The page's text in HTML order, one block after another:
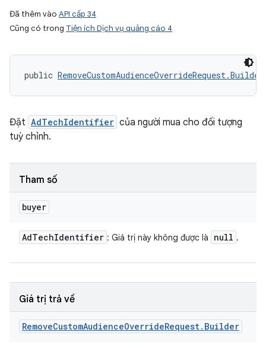
Đã thêm vào API cấp 34
Cũng có trong Tiện ích Dịch vụ quảng cáo 4
public RemoveCustomAudienceOverrideRequest.Builder
Đặt AdTechIdentifier của người mua cho đối tượng
tuỳ chỉnh.
Tham số
buyer
AdTechIdentifier : Giá trị này không được là null .
Giá trị trả về
RemoveCustomAudienceOverrideRequest. Builder